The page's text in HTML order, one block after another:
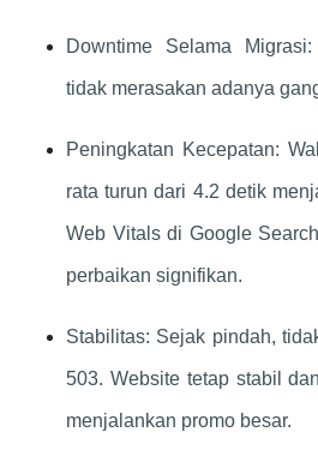
Downtime Selama
tidak merasakan adanya
Peningkatan Kecepatan:
rata turun dari 4.2 detik
Web Vitals di Google
perbaikan signifikan.
Stabilitas: Sejak pindah,
503. Website tetap stabil
menjalankan promo besar.